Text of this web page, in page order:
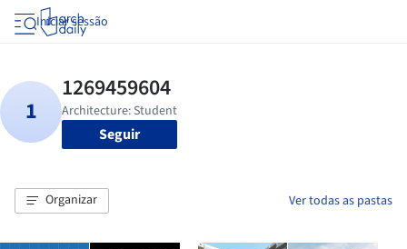
Iniciar sessão
Seguir
Organizar Ver todas as pastas